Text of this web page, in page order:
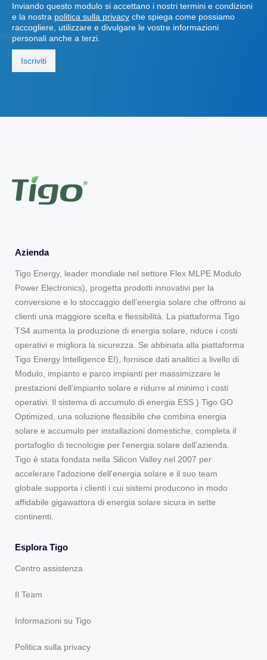
Inviando questo modulo si accettano i nostri termini e condizioni
e la nostra politica sulla privacy che spiega come possiamo
raccogliere, utilizzare e divulgare le vostre informazioni
personali anche a terzi.
Azienda
Tigo Energy, leader mondiale nel settore Flex MLPE Modulo
Power Electronics), progetta prodotti innovativi per la
conversione e lo stoccaggio dell’energia solare che offrono ai
clienti una maggiore scelta e flessibilità. La piattaforma Tigo
TS4 aumenta la produzione di energia solare, riduce i costi
operativi e migliora la sicurezza. Se abbinata alla piattaforma
Tigo Energy Intelligence EI), fornisce dati analitici a livello di
Modulo, impianto e parco impianti per massimizzare le
prestazioni dell’impianto solare e ridurre al minimo i costi
operativi. Il sistema di accumulo di energia ESS ) Tigo GO
Optimized, una soluzione flessibile che combina energia
solare e accumulo per installazioni domestiche, completa il
portafoglio di tecnologie per l'energia solare dell'azienda.
Tigo è stata fondata nella Silicon Valley nel 2007 per
accelerare l'adozione dell'energia solare e il suo team
globale supporta i clienti i cui sistemi producono in modo
affidabile gigawattora di energia solare sicura in sette
continenti.
Esplora Tigo
Centro assistenza
Il Team
Informazioni su Tigo
Politica sulla privacy